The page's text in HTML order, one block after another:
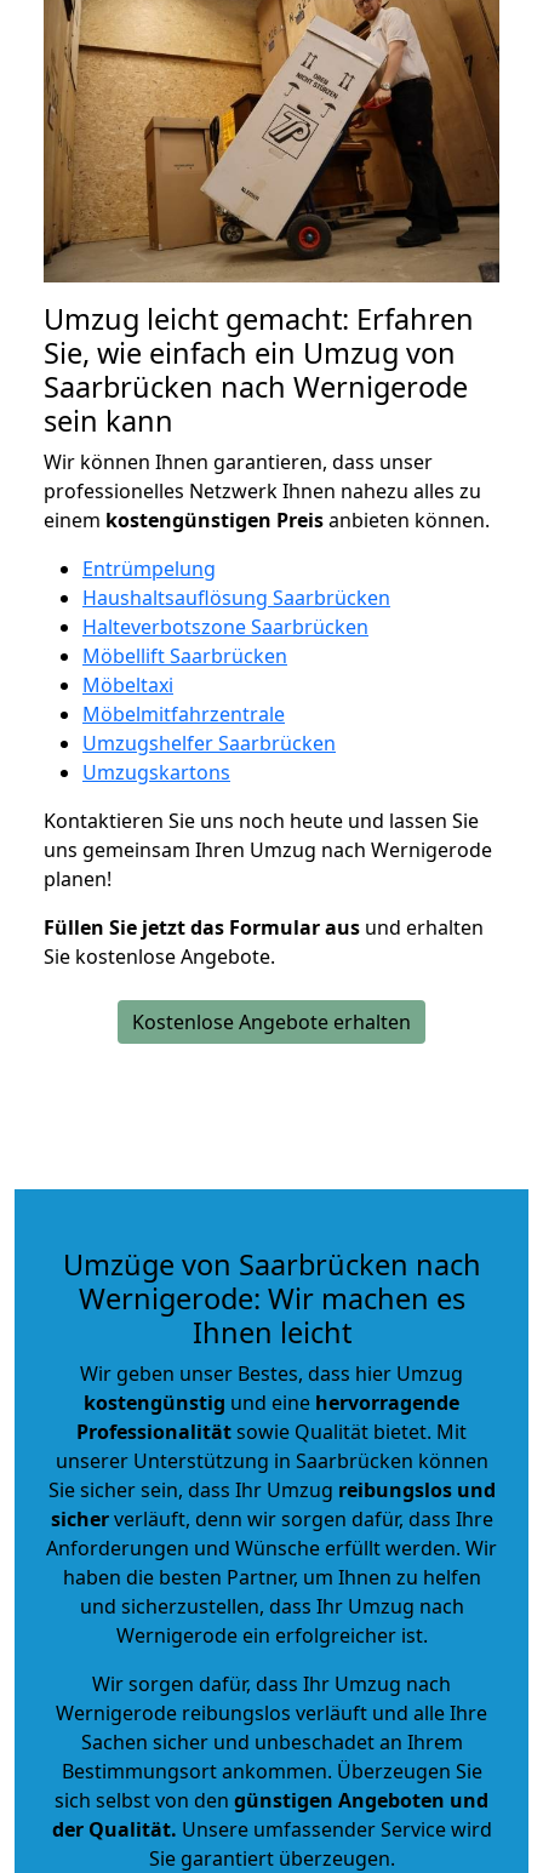
Umzug leicht gemacht: Erfahren
Sie, wie einfach ein Umzug von
Saarbrücken nach Wernigerode
sein kann
Wir können Ihnen garantieren, dass unser
professionelles Netzwerk Ihnen nahezu alles zu
einem kostengünstigen Preisanbieten können.
Entrümpelung
Haushaltsauflösung Saarbrücken
Halteverbotszone Saarbrücken
Möbellift Saarbrücken
Möbeltaxi
Möbelmitfahrzentrale
Umzugshelfer Saarbrücken
Umzugskartons
Kontaktieren Sie uns noch heute und lassen Sie
uns gemeinsam Ihren Umzug nach Wernigerode
planen!
Füllen Sie jetzt das Formular aus und erhalten
Sie kostenlose Angebote.
Kostenlose Angebote erhalten
Umzüge von Saarbrücken nach
Wernigerode: Wir machen es
Ihnen leicht
Wir geben unser Bestes, dass hier Umzug
kostengünstig und eine hervorragende
Professionalitätsowie Qualität bietet. Mit
unserer Unterstützung in Saarbrücken können
Sie sicher sein, dass Ihr Umzug reibungslos und
sicherverläuft, denn wir sorgen dafür, dass Ihre
Anforderungen und Wünsche erfüllt werden. Wir
haben die besten Partner, um Ihnen zu helfen
und sicherzustellen, dass Ihr Umzug nach
Wernigerode ein erfolgreicher ist.
Wir sorgen dafür, dass Ihr Umzug nach
Wernigerode reibungslos verläuft und alle Ihre
Sachen sicher und unbeschadet an Ihrem
Bestimmungsort ankommen. Überzeugen Sie
sich selbst von den günstigen Angeboten und
der Qualität. Unsere umfassender Service wird
Sie garantiert überzeugen.